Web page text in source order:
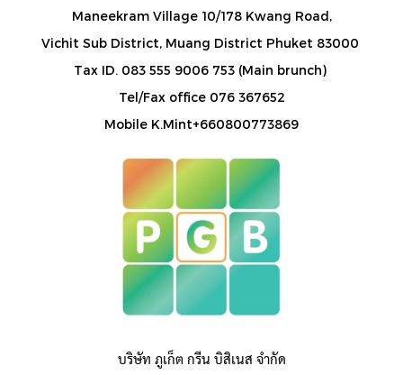
Maneekram Village 10/178 Kwang Road,
Vichit Sub District, Muang District Phuket 83000
Tax ID. 083 555 9006 753 (Main brunch)
Tel/Fax office 076 367652
Mobile K.Mint+660800773869
บริษัท ภูเก็ต กรีน บิสิเนส จำกัด